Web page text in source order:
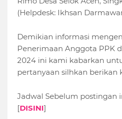
(Helpdesk: Ikhsan
Demikian informasi
Penerimaan Anggota PPK
2024 ini kami kabarkan
pertanyaan silhkan berikan
Jadwal Sebelum postingan
[DISINI]